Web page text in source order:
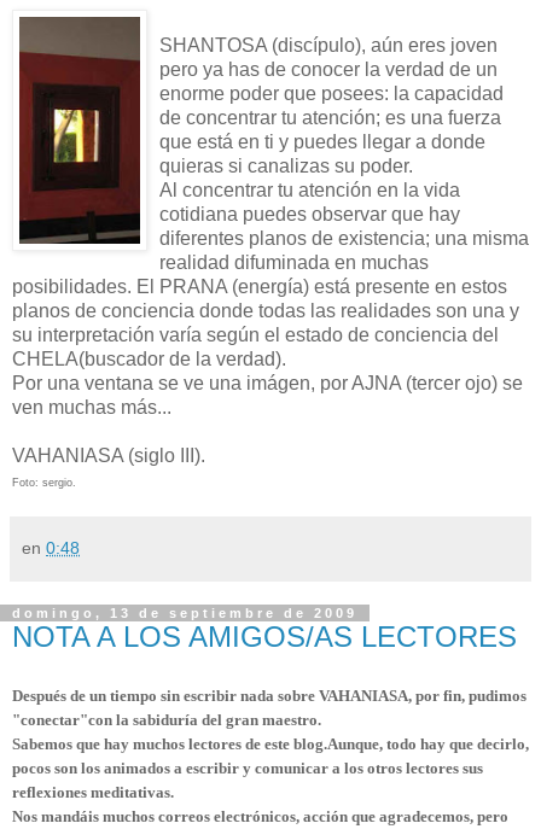
SHANTOSA (discípulo), aún eres joven
pero ya has de conocer la verdad de un
enorme poder que posees: la capacidad
de concentrar tu atención; es una fuerza
que está en ti y puedes llegar a donde
quieras si canalizas su poder.
Al concentrar tu atención en la vida
cotidiana puedes observar que hay
diferentes planos de existencia; una misma
realidad difuminada en muchas
posibilidades. El PRANA (energía) está presente en estos
planos de conciencia donde todas las realidades son una y
su interpretación varía según el estado de conciencia del
CHELA(buscador de la verdad).
Por una ventana se ve una imágen, por AJNA (tercer ojo) se
ven muchas más...
VAHANIASA (siglo III).
Foto: sergio.
en 0:48
domingo, 13 de septiembre de 2009
NOTA A LOS AMIGOS/AS LECTORES
Después de un tiempo sin escribir nada sobre VAHANIASA, por fin, pudimos
"conectar"con la sabiduría del gran maestro.
Sabemos que hay muchos lectores de este blog.Aunque, todo hay que decirlo,
pocos son los animados a escribir y comunicar a los otros lectores sus
reflexiones meditativas.
Nos mandáis muchos correos electrónicos, acción que agradecemos, pero